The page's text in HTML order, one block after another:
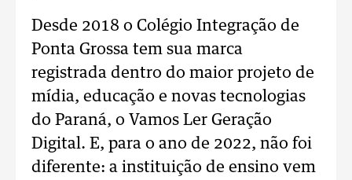
Desde 2018 o Colégio Integração de
Ponta Grossa tem sua marca
registrada dentro do maior projeto de
mídia, educação e novas tecnologias
do Paraná, o Vamos Ler Geração
Digital. E, para o ano de 2022, não foi
diferente: a instituição de ensino vem